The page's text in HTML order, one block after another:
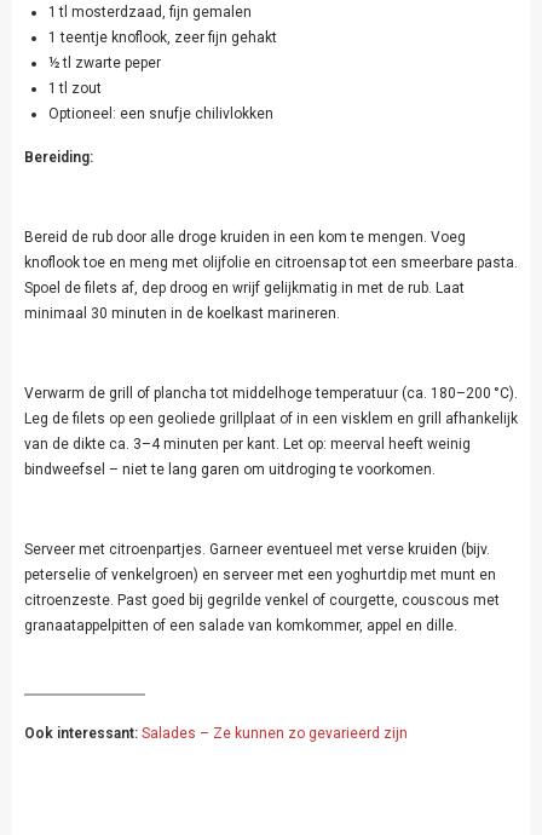
1 tl mosterdzaad, fijn gemalen
1 teentje knoflook, zeer fijn gehakt
½ tl zwarte peper
1 tl zout
Optioneel: een snufje chilivlokken
Bereiding:
Bereid de rub door alle droge kruiden in een kom te mengen. Voeg
knoflook toe en meng met olijfolie en citroensap tot een smeerbare pasta.
Spoel de filets af, dep droog en wrijf gelijkmatig in met de rub. Laat
minimaal 30 minuten in de koelkast marineren.
Verwarm de grill of plancha tot middelhoge temperatuur (ca. 180–200 °C).
Leg de filets op een geoliede grillplaat of in een visklem en grill afhankelijk
van de dikte ca. 3–4 minuten per kant. Let op: meerval heeft weinig
bindweefsel – niet te lang garen om uitdroging te voorkomen.
Serveer met citroenpartjes. Garneer eventueel met verse kruiden (bijv.
peterselie of venkelgroen) en serveer met een yoghurtdip met munt en
citroenzeste. Past goed bij gegrilde venkel of courgette, couscous met
granaatappelpitten of een salade van komkommer, appel en dille.
Ook interessant: Salades – Ze kunnen zo gevarieerd zijn